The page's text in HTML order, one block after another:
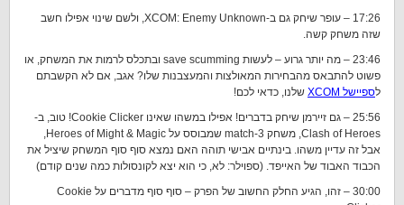
17:26 – עופר שיחק גם ב-XCOM: Enemy Unknown, ולשם שינוי אפילו חשב
שזה משחק קשה.
23:46 – מה יותר גרוע – לעשות save scumming ובתכלס לרמות את המשחק, או
פשוט להתבאס מהבחירות המאולצות והמעצבנות שלו? אגב, אם לא הקשבתם
לספיישל XCOM
שלנו, כדאי לכם!
25:56 – גם זיירמן שיחק בדברים! אפילו במשהו שאינו Cookie Clicker! טוב, ב-
Clash of Heroes, משחק match-3 שמבוסס על Heroes of Might & Magic,
אבל זה עדיין משהו. בינתיים אבישי תוהה האם נמצא סוף סוף המשחק שיציל את
הכבוד האבוד של האייפד. (ספוילר: לא, כי הוא יצא לקונסולות כמה שנים קודם)
30:00 – זהו, הגיע החלק החשוב של הפרק – סוף סוף מדברים על Cookie